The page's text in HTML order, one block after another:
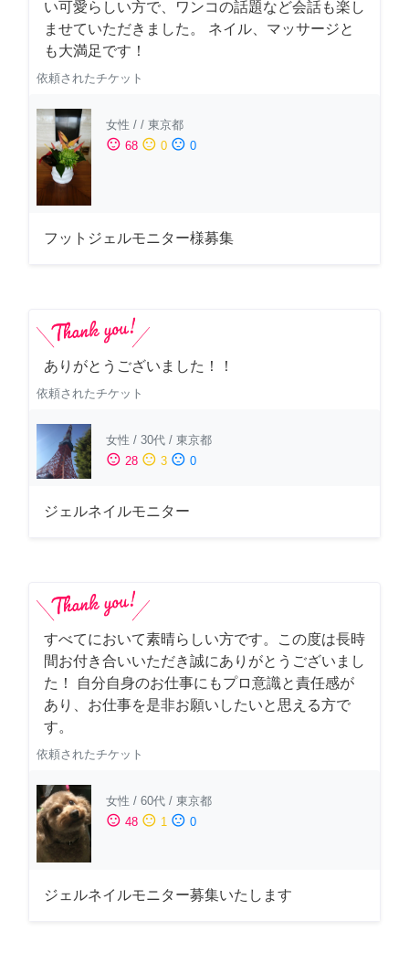
い可愛らしい方で、ワンコの話題など会話も楽し
ませていただきました。 ネイル、マッサージと
も大満足です！
依頼されたチケット
女性 / / 東京都
sentiment_satisfied 68 sentiment_neutral 0 sentiment_dissatisfied 0
フットジェルモニター様募集
ありがとうございました！！
依頼されたチケット
女性 / 30代 / 東京都
sentiment_satisfied 28 sentiment_neutral 3 sentiment_dissatisfied 0
ジェルネイルモニター
すべてにおいて素晴らしい方です。この度は長時
間お付き合いいただき誠にありがとうございまし
た！ 自分自身のお仕事にもプロ意識と責任感が
あり、お仕事を是非お願いしたいと思える方で
す。
依頼されたチケット
女性 / 60代 / 東京都
sentiment_satisfied 48 sentiment_neutral 1 sentiment_dissatisfied 0
ジェルネイルモニター募集いたします